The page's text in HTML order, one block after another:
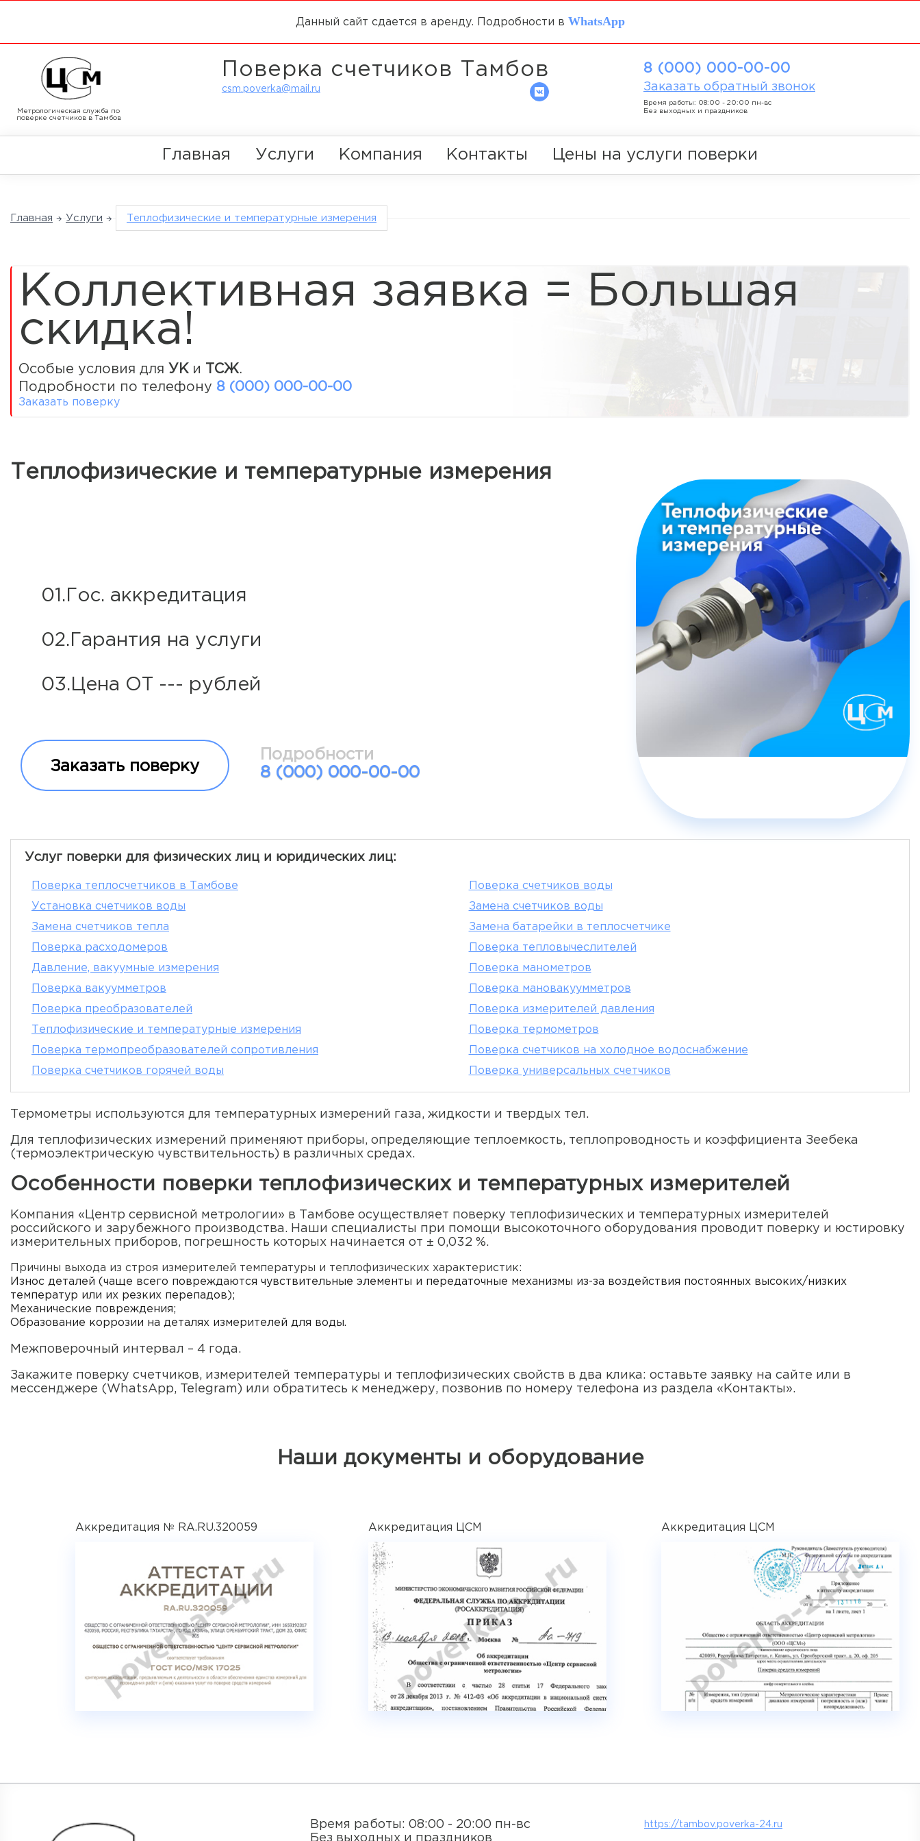
Данный сайт сдается в аренду. Подробности в WhatsApp
Метрологическая служба по
поверке счетчиков в Тамбов
Поверка счетчиков Тамбов
csm.poverka@mail.ru
8 (000) 000-00-00
Заказать обратный звонок
Время работы: 08:00 - 20:00 пн-вс
Без выходных и праздников
Главная Услуги Компания Контакты Цены на услуги поверки
Главная Услуги Теплофизические и температурные измерения
Коллективная заявка = Большая
скидка!
Особые условия для УК и ТСЖ.
Подробности по телефону 8 (000) 000-00-00
Заказать поверку
Теплофизические и температурные измерения
01.Гос. аккредитация
02.Гарантия на услуги
03.Цена ОТ --- рублей
Заказать поверку
Подробности
8 (000) 000-00-00
Услуг поверки для физических лиц и юридических лиц:
Поверка теплосчетчиков в Тамбове
Поверка счетчиков воды
Установка счетчиков воды
Замена счетчиков воды
Замена счетчиков тепла
Замена батарейки в теплосчетчике
Поверка расходомеров
Поверка тепловычеслителей
Давление, вакуумные измерения
Поверка манометров
Поверка вакуумметров
Поверка мановакуумметров
Поверка преобразователей
Поверка измерителей давления
Теплофизические и температурные измерения
Поверка термометров
Поверка термопреобразователей сопротивления
Поверка счетчиков на холодное водоснабжение
Поверка счетчиков горячей воды
Поверка универсальных счетчиков
Термометры используются для температурных измерений газа, жидкости и твердых тел.
Для теплофизических измерений применяют приборы, определяющие теплоемкость, теплопроводность и коэффициента Зеебека
(термоэлектрическую чувствительность) в различных средах.
Особенности поверки теплофизических и температурных измерителей
Компания «Центр сервисной метрологии» в Тамбове осуществляет поверку теплофизических и температурных измерителей
российского и зарубежного производства. Наши специалисты при помощи высокоточного оборудования проводит поверку и юстировку
измерительных приборов, погрешность которых начинается от ± 0,032 %.
Причины выхода из строя измерителей температуры и теплофизических характеристик:
Износ деталей (чаще всего повреждаются чувствительные элементы и передаточные механизмы из-за воздействия постоянных высоких/низких
температур или их резких перепадов);
Механические повреждения;
Образование коррозии на деталях измерителей для воды.
Межповерочный интервал – 4 года.
Закажите поверку счетчиков, измерителей температуры и теплофизических свойств в два клика: оставьте заявку на сайте или в
мессенджере (WhatsApp, Telegram) или обратитесь к менеджеру, позвонив по номеру телефона из раздела «Контакты».
Наши документы и оборудование
Аккредитация № RA.RU.320059 Аккредитация ЦСМ Аккредитация ЦСМ
Время работы: 08:00 - 20:00 пн-вс
Без выходных и праздников
https://tambov.poverka-24.ru